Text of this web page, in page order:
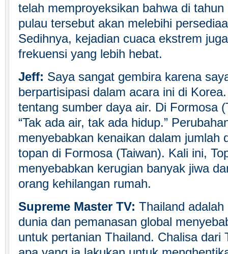
telah memproyeksikan bahwa di
pulau tersebut akan melebihi
Sedihnya, kejadian cuaca ekstrem
frekuensi yang lebih hebat.
Jeff: Saya sangat gembira karena
berpartisipasi dalam acara ini di
tentang sumber daya air. Di Formosa
“Tak ada air, tak ada hidup.”
menyebabkan kenaikan dalam jumlah
topan di Formosa (Taiwan). Kali ini,
menyebabkan kerugian banyak jiwa
orang kehilangan rumah.
Supreme Master TV: Thailand
dunia dan pemanasan global
untuk pertanian Thailand. Chalisa dari